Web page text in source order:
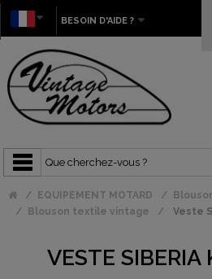
BESOIN D'AIDE ?
EQUIPEMENT MOTARD
Blouson textile vintage
Veste
VESTE SIBERIA